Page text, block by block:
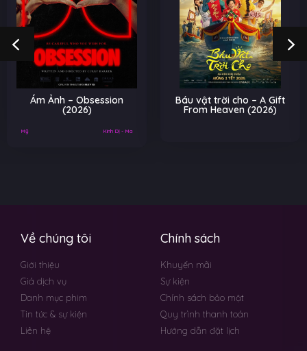
Ám Ảnh – Obsession
(2026)
Mỹ Kinh Dị - Ma
Báu vật trời cho – A Gift
From Heaven (2026)
Về chúng tôi
Giới thiệu
Giá dịch vụ
Danh mục phim
Tin tức & sự kiện
Liên hệ
Chính sách
Khuyến mãi
Sự kiện
Chính sách bảo mật
Quy trình thanh toán
Hướng dẫn đặt lịch